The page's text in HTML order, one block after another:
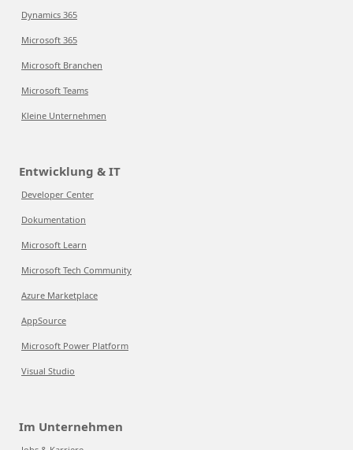
Dynamics 365
Microsoft 365
Microsoft Branchen
Microsoft Teams
Kleine Unternehmen
Entwicklung & IT
Developer Center
Dokumentation
Microsoft Learn
Microsoft Tech Community
Azure Marketplace
AppSource
Microsoft Power Platform
Visual Studio
Im Unternehmen